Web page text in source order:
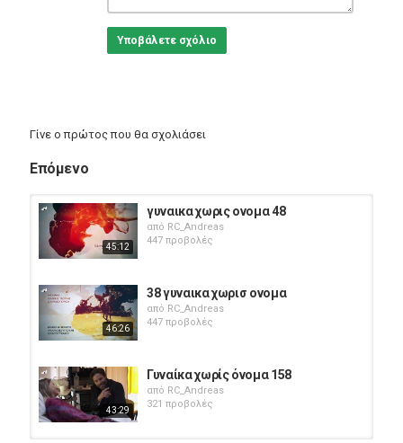
Υποβάλετε σχόλιο
Γίνε ο πρώτος που θα σχολιάσει
Επόμενο
45:12
γυναικα χωρις ονομα 48
από RC_Andreas
447 προβολές
46:26
38 γυναικα χωρισ ονομα
από RC_Andreas
447 προβολές
43:29
Γυναίκα χωρίς όνομα 158
από RC_Andreas
321 προβολές